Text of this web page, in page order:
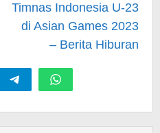
Timnas Indonesia U-23
di Asian Games 2023
– Berita Hiburan